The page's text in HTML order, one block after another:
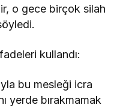
o gece birçok silah
kullandı:
bu mesleği icra
yerde bırakmamak